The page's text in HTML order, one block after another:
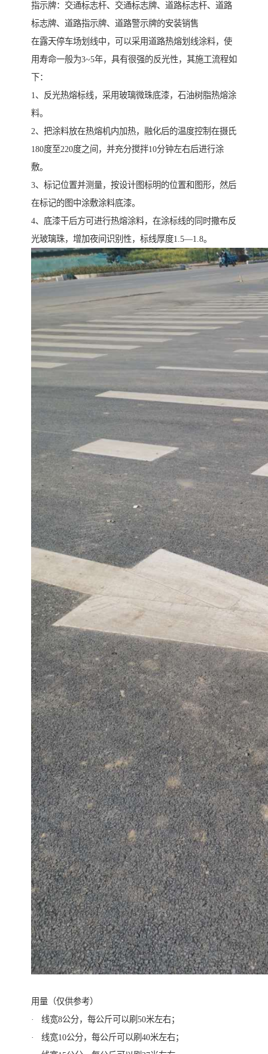
指示牌：交通标志杆、交通标志牌、道路标志杆、道路
标志牌、道路指示牌、道路警示牌的安装销售
在露天停车场划线中，可以采用道路热熔划线涂料，使
用寿命一般为3~5年，具有很强的反光性，其施工流程如
下：
1、反光热熔标线，采用玻璃微珠底漆，石油树脂热熔涂
料。
2、把涂料放在热熔机内加热，融化后的温度控制在摄氏
180度至220度之间，并充分搅拌10分钟左右后进行涂
敷。
3、标记位置并测量，按设计图标明的位置和图形，然后
在标记的图中涂敷涂料底漆。
4、底漆干后方可进行热熔涂料，在涂标线的同时撒布反
光玻璃珠，增加夜间识别性，标线厚度1.5—1.8。
用量（仅供参考）
· 线宽8公分，每公斤可以刷50米左右；
· 线宽10公分，每公斤可以刷40米左右；